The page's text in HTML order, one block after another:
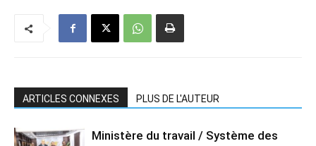
ARTICLES CONNEXES PLUS DE L'AUTEUR
Ministère du travail / Système des